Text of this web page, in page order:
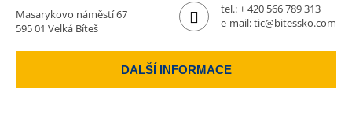
Masarykovo náměstí 67
595 01 Velká Bíteš
tel.:+ 420 566 789 313
e-mail:tic@bitessko.com
DALŠÍ INFORMACE